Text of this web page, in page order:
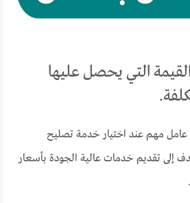
التي يحصل عليها
مهم عند اختيار خدمة تصليح
إلى تقديم خدمات عالية الجودة بأسعار